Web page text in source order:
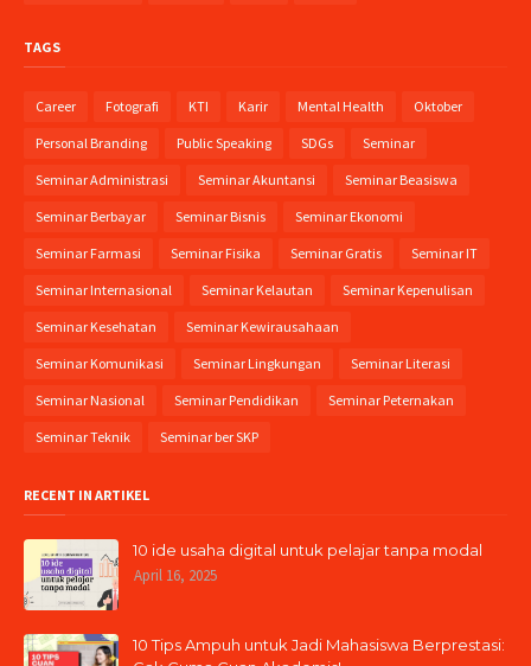
TAGS
Career Fotografi KTI Karir Mental Health Oktober
Personal Branding Public Speaking SDGs Seminar
Seminar Administrasi Seminar Akuntansi Seminar Beasiswa
Seminar Berbayar Seminar Bisnis Seminar Ekonomi
Seminar Farmasi Seminar Fisika Seminar Gratis Seminar IT
Seminar Internasional Seminar Kelautan Seminar Kepenulisan
Seminar Kesehatan Seminar Kewirausahaan
Seminar Komunikasi Seminar Lingkungan Seminar Literasi
Seminar Nasional Seminar Pendidikan Seminar Peternakan
Seminar Teknik Seminar ber SKP
RECENT IN ARTIKEL
10 ide usaha digital untuk pelajar tanpa modal
April 16, 2025
10 Tips Ampuh untuk Jadi Mahasiswa Berprestasi: